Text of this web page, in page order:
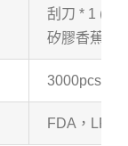
刮刀 * 1 (戳
矽膠香蕉包
3000pcs
FDA，